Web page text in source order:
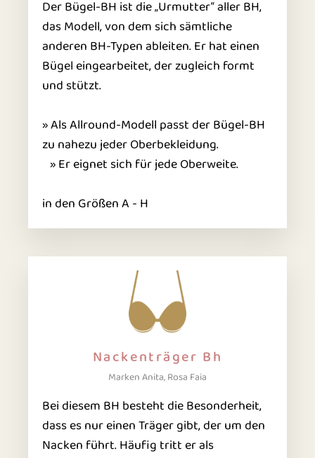
Der Bügel-BH ist die „Urmutter“ aller BH,
das Modell, von dem sich sämtliche
anderen BH-Typen ableiten. Er hat einen
Bügel eingearbeitet, der zugleich formt
und stützt.
» Als Allround-Modell passt der Bügel-BH
zu nahezu jeder Oberbekleidung.
» Er eignet sich für jede Oberweite.
in den Größen A - H
Nackenträger Bh
Marken Anita, Rosa Faia
Bei diesem BH besteht die Besonderheit,
dass es nur einen Träger gibt, der um den
Nacken führt. Häufig tritt er als